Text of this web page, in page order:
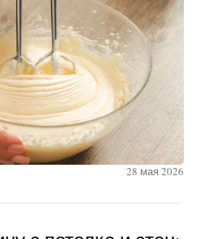
28 мая 2026